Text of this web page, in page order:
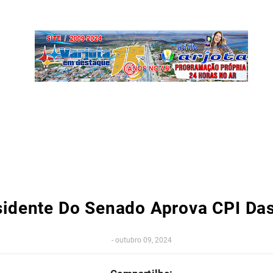
Do Senado Aprova CPI
- outubro 09, 2024